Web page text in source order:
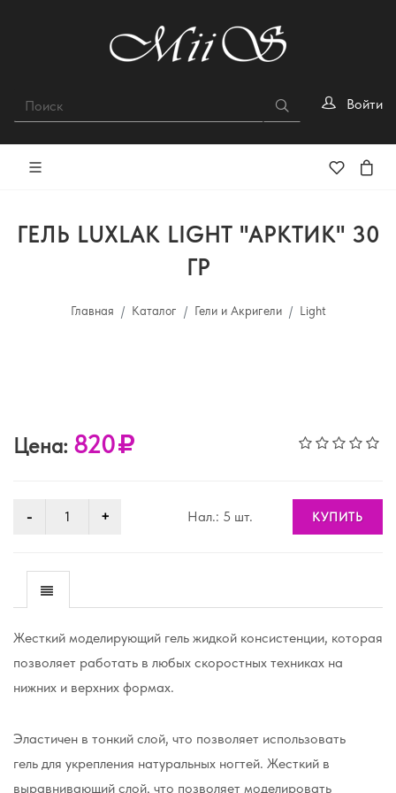
Войти
ГЕЛЬ LUXLAK LIGHT "АРКТИК" 30
ГР
Главная Каталог Гели и Акригели Light
Цена: 820
Нал.: 5 шт. КУПИТЬ
Жесткий моделирующий гель жидкой консистенции, которая
позволяет работать в любых скоростных техниках на
нижних и верхних формах.
Эластичен в тонкий слой, что позволяет использовать
гель для укрепления натуральных ногтей. Жесткий в
выравнивающий слой, что позволяет моделировать